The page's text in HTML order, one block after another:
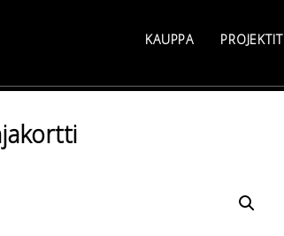
KAUPPA PROJEKTIT